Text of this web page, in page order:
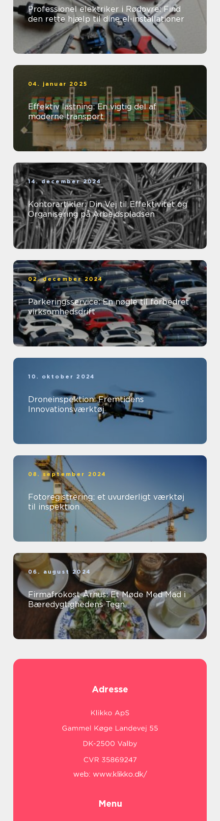
Professionel elektriker i Rødovre: Find
den rette hjælp til dine el-installationer
04. januar 2025
Effektiv lastning: En vigtig del af
moderne transport
14. december 2024
Kontorartikler: Din Vej til Effektivitet og
Organisering på Arbejdspladsen
02. december 2024
Parkeringsservice: En nøgle til forbedret
virksomhedsdrift
10. oktober 2024
Droneinspektion: Fremtidens
Innovationsværktøj
08. september 2024
Fotoregistrering: et uvurderligt værktøj
til inspektion
06. august 2024
Firmafrokost Århus: Et Møde Med Mad i
Bæredygtighedens Tegn
Adresse
web: www.klikko.dk/
Menu